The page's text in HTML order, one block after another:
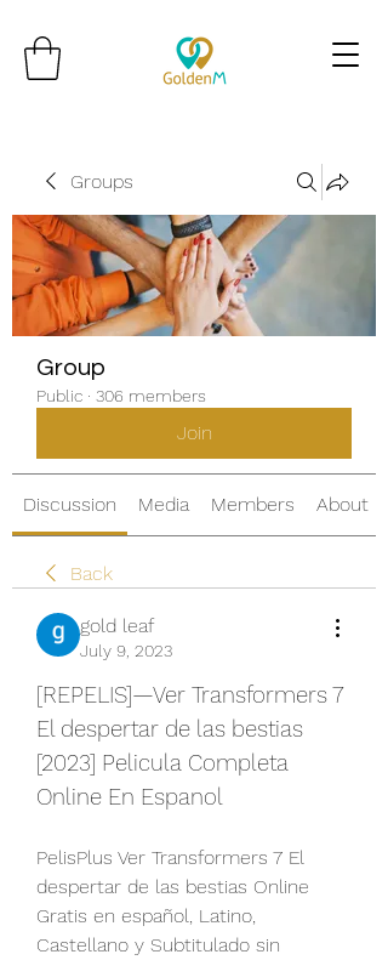
Groups
Group
Public · 306 members
Join
Discussion Media Members About
Back
gold leaf
July 9, 2023
[REPELIS]—Ver Transformers 7
El despertar de las bestias
[2023] Pelicula Completa
Online En Espanol
PelisPlus Ver Transformers 7 El
despertar de las bestias Online
Gratis en español, Latino,
Castellano y Subtitulado sin